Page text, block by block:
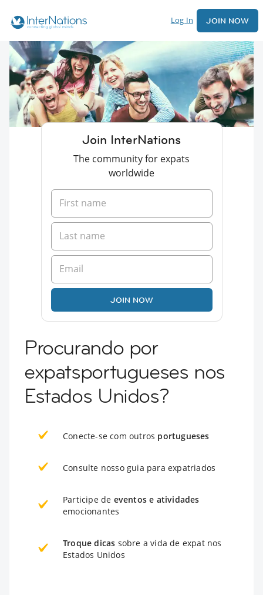
Log In JOIN NOW
Join InterNations
The community for expats
worldwide
JOIN NOW
Procurando por
expatsportugueses nos
Estados Unidos?
Conecte-se com outros portugueses
Consulte nosso guia para expatriados
Participe de eventos e atividades
emocionantes
Troque dicas sobre a vida de expat nos
Estados Unidos